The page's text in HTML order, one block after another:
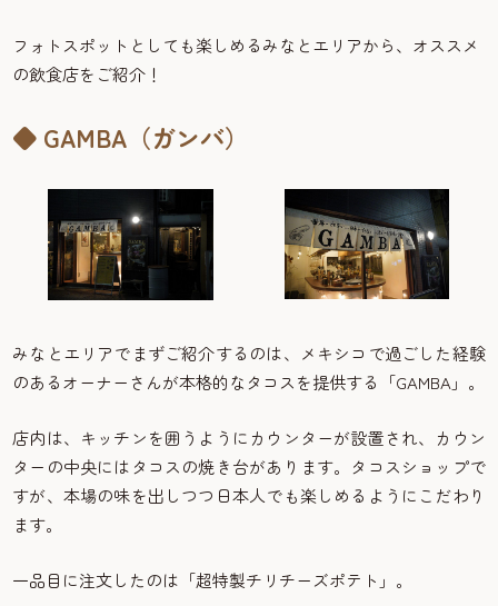
フォトスポットとしても楽しめるみなとエリアから、オススメ
の飲食店をご紹介！
◆ GAMBA（ガンバ）
みなとエリアでまずご紹介するのは、メキシコで過ごした経験
のあるオーナーさんが本格的なタコスを提供する「GAMBA」。
店内は、キッチンを囲うようにカウンターが設置され、カウン
ターの中央にはタコスの焼き台があります。タコスショップで
すが、本場の味を出しつつ日本人でも楽しめるようにこだわり
ます。
一品目に注文したのは「超特製チリチーズポテト」。